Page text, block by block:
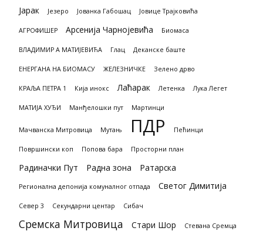
Јарак Језеро Јованка Габошац Јовице Трајковића
АГРОФИШЕР Арсенија Чарнојевића Биомасa
ВЛАДИМИР А МАТИЈЕВИЋА Глац Деканске баште
ЕНЕРГАНА НА БИОМАСУ ЖЕЛЕЗНИЧКЕ Зелено дрво
КРАЉА ПЕТРА 1 Кија инокс Лаћарак Летенка Лука Легет
МАТИЈА ХУЂИ Манђелошки пут Мартинци
Мачванска Митровица Мутањ ПДР Пећинци
Површински коп Попова бара Просторни план
Радиначки Пут Радна зона Ратарска
Регионална депонија комуналног отпада Светог Димитија
Север 3 Секундарни центар Сибач
Сремска Митровица Стари Шор Стевана Сремца